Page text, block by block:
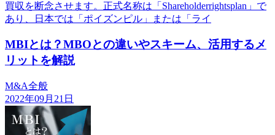
買収を断念させます。正式名称は「Shareholderrightsplan」で
あり、日本では「ポイズンピル」または「ライ
MBIとは？MBOとの違いやスキーム、活用するメ
リットを解説
M&A全般
2022年09月21日